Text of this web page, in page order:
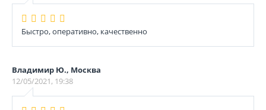
Быстро, оперативно, качественно
Владимир Ю., Москва
12/05/2021, 19:38